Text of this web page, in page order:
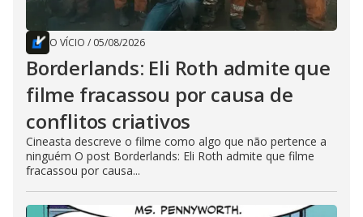
O VÍCIO / 05/08/2026
Borderlands: Eli Roth admite que
filme fracassou por causa de
conflitos criativos
Cineasta descreve o filme como algo que não pertence a
ninguém O post Borderlands: Eli Roth admite que filme
fracassou por causa...